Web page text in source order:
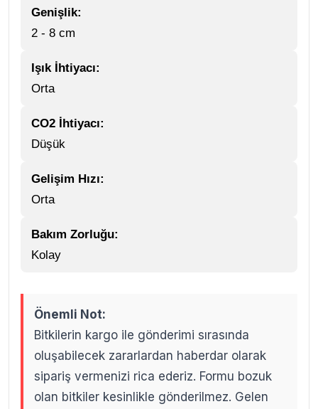
Genişlik:
2 - 8 cm
Işık İhtiyacı:
Orta
CO2 İhtiyacı:
Düşük
Gelişim Hızı:
Orta
Bakım Zorluğu:
Kolay
Önemli Not:
Bitkilerin kargo ile gönderimi sırasında
oluşabilecek zararlardan haberdar olarak
sipariş vermenizi rica ederiz. Formu bozuk
olan bitkiler kesinlikle gönderilmez. Gelen